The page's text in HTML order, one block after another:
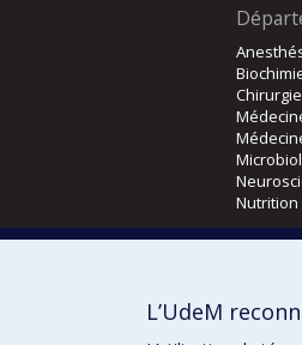
Chirurgie
Nutrition
L’UdeM